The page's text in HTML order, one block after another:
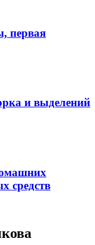
первая
и выделений
средств